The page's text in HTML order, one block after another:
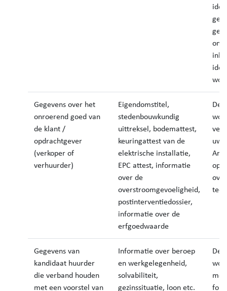
Gegevens over het
onroerend goed van
de klant /
opdrachtgever
(verkoper of
verhuurder)
Eigendomstitel,
stedenbouwkundig
uittreksel, bodemattest,
keuringattest van de
elektrische installatie,
EPC attest, informatie
over de
overstroomgevoeligheid,
postinterventiedossier,
informatie over de
erfgoedwaarde
uw
Gegevens van
kandidaat huurder
die verband houden
met een voorstel van
Informatie over beroep
en werkgelegenheid,
solvabiliteit,
gezinssituatie, loon etc.